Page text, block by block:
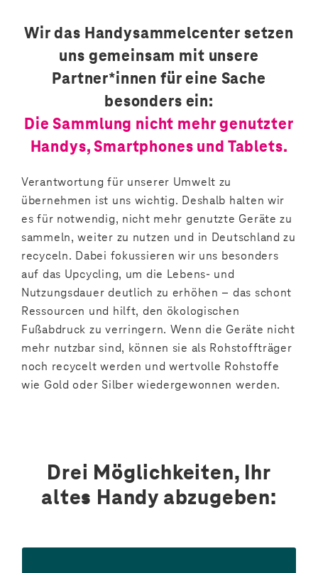
Wir das Handysammelcenter setzen
uns gemeinsam mit unsere
Partner*innen für eine Sache
besonders ein:
Die Sammlung nicht mehr genutzter
Handys, Smartphones und Tablets.
Verantwortung für unserer Umwelt zu
übernehmen ist uns wichtig. Deshalb halten wir
es für notwendig, nicht mehr genutzte Geräte zu
sammeln, weiter zu nutzen und in Deutschland zu
recyceln. Dabei fokussieren wir uns besonders
auf das Upcycling, um die Lebens- und
Nutzungsdauer deutlich zu erhöhen – das schont
Ressourcen und hilft, den ökologischen
Fußabdruck zu verringern. Wenn die Geräte nicht
mehr nutzbar sind, können sie als Rohstoffträger
noch recycelt werden und wertvolle Rohstoffe
wie Gold oder Silber wiedergewonnen werden.
Drei Möglichkeiten, Ihr
altes Handy abzugeben: